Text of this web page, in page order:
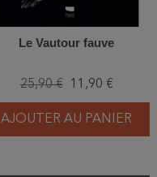
Le Vautour fauve
25,90 € 11,90 €
AJOUTER AU PANIER